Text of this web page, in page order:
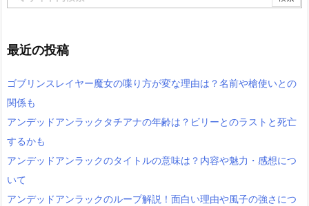
最近の投稿
ゴブリンスレイヤー魔女の喋り方が変な理由は？名前や槍使いとの
関係も
アンデッドアンラックタチアナの年齢は？ビリーとのラストと死亡
するかも
アンデッドアンラックのタイトルの意味は？内容や魅力・感想につ
いて
アンデッドアンラックのループ解説！面白い理由や風子の強さにつ